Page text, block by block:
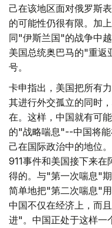
己在该地区面对俄罗斯
的可能性仍很有限。加
同"伊斯兰国"的战争中
美国总统奥巴马的"重返
号。
卡申指出，美国把所有
其进行外交孤立的同时
在。这样，中国就有可
的"战略喘息"--中国将
己在国际政治中的地位
911事件和美国接下来
得的。与"第一次喘息"
简单地把"第二次喘息"
中国不仅在经济上，而
进"。中国正处于这样一